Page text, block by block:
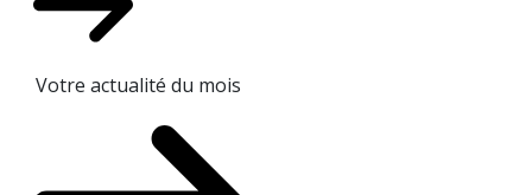
Votre actualité du mois